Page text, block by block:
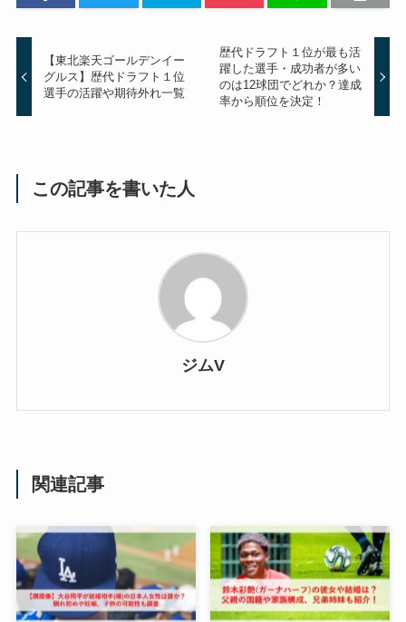
【東北楽天ゴールデンイー
グルス】歴代ドラフト１位
選手の活躍や期待外れ一覧
歴代ドラフト１位が最も活
躍した選手・成功者が多い
のは12球団でどれか？達成
率から順位を決定！
この記事を書いた人
ジムV
関連記事